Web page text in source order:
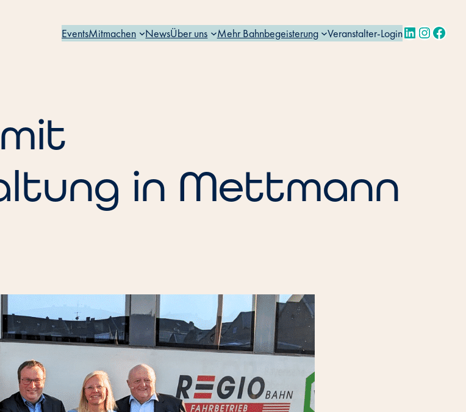
EventsMitmachen NewsÜber uns Mehr Bahnbegeisterung Veranstalter-LoginLinkedIn
in Mettmann